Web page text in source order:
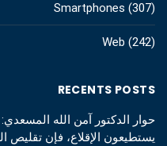
Smartphones (307)
Web (242)
RECENTS POSTS
حوار الدكتور آمن الله المسعدي:
يستطيعون الإقلاع، فإن تقليص